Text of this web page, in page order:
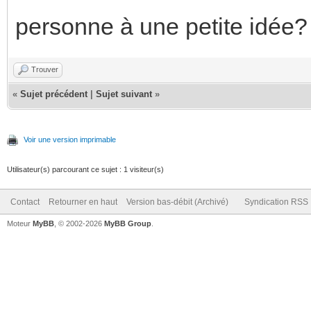
personne à une petite idée?
Trouver
« Sujet précédent Sujet suivant »
Voir une version imprimable
Utilisateur(s) parcourant ce sujet : 1 visiteur(s)
Contact Retourner en haut Version bas-débit (Archivé) Syndication RSS
Moteur MyBB , © 2002-2026 MyBB Group